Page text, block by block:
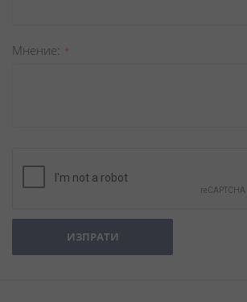
Мнение
ИЗПРАТИ